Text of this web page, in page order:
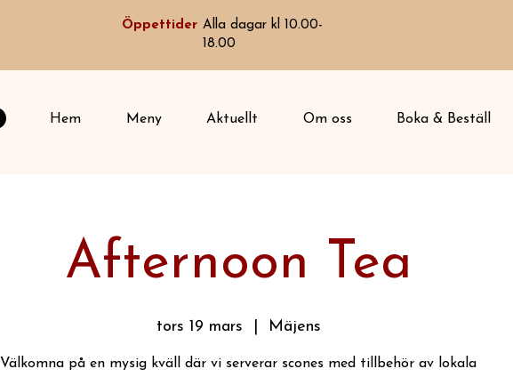
Öppettider Alla dagar kl 10.00-
18.00
Hem Meny Aktuellt Om oss Boka & Beställ
Afternoon Tea
tors 19 mars Mäjens
Välkomna på en mysig kväll där vi serverar scones med tillbehör av lokala